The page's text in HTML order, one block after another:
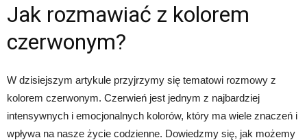
Jak rozmawiać z kolorem
czerwonym?
W dzisiejszym artykule przyjrzymy się tematowi rozmowy z
kolorem czerwonym. Czerwień jest jednym z najbardziej
intensywnych i emocjonalnych kolorów, który ma wiele znaczeń i
wpływa na nasze życie codzienne. Dowiedzmy się, jak możemy